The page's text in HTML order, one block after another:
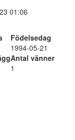
01:06
Födelsedag
1994-05-21
Antal vänner
1